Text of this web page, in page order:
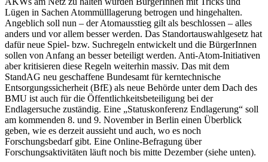
Lügen in Sachen Atommülllagerung betrogen und hingehalten.
Angeblich soll nun – der Atomausstieg gilt als beschlossen – alles
anders und vor allem besser werden. Das Standortauswahlgesetz hat
dafür neue Spiel- bzw. Suchregeln entwickelt und die BürgerInnen
sollen von Anfang an besser beteiligt werden. Anti-Atom-Initiativen
aber kritisieren diese Regeln weiterhin massiv. Das mit dem
StandAG neu geschaffene Bundesamt für kerntechnische
Entsorgungssicherheit (BfE) als neue Behörde unter dem Dach des
BMU ist auch für die Öffentlichkeitsbeteiligung bei der
Endlagersuche zuständig. Eine „Statuskonferenz Endlagerung“ soll
am kommenden 8. und 9. November in Berlin einen Überblick
geben, wie es derzeit aussieht und auch, wo es noch
Forschungsbedarf gibt. Eine Online-Befragung über
Forschungsaktivitäten läuft noch bis mitte Dezember (siehe unten).